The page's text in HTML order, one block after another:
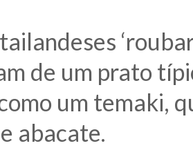
de um prato
um temaki,
abacate.